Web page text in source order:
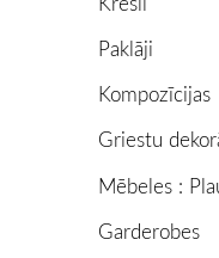
Paklāji
Kompozīcijas
Griestu
Mēbeles :
Garderobes